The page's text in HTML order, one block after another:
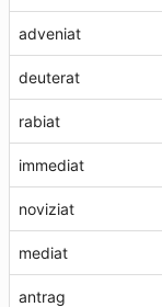
adveniat
deuterat
rabiat
immediat
noviziat
mediat
antrag